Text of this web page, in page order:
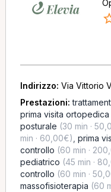
Indirizzo: Via Vittorio
Prestazioni:
prima visita ortopedica
posturale (30 min ·
min · 60,00€) prima
controllo (60 min ·
pediatrico (45 min ·
controllo (60 min ·
massofisioterapia (60